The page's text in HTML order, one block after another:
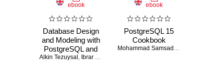
ebook
Database Design
and Modeling with
PostgreSQL and
MySQL. Build
Alkin Tezuysal , Ibrar Ahmed
ebook
PostgreSQL 15
Cookbook
Mohammad Samsad Hussain